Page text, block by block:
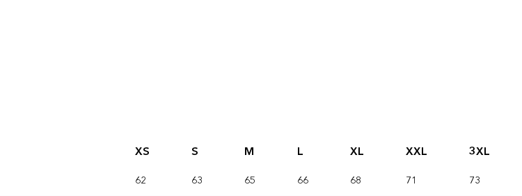
XS S M L XL XXL 3XL
62 63 65 66 68 71 73